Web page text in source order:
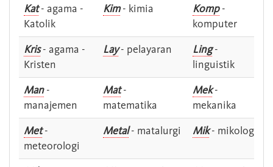
Kat- agama -
Katolik
Kim- kimia Komp-
komputer
Kris- agama -
Kristen
Lay- pelayaran Ling-
linguistik
Man-
manajemen
Mat-
matematika
Mek-
mekanika
Met-
meteorologi
Metal- matalurgi Mik- mikologi